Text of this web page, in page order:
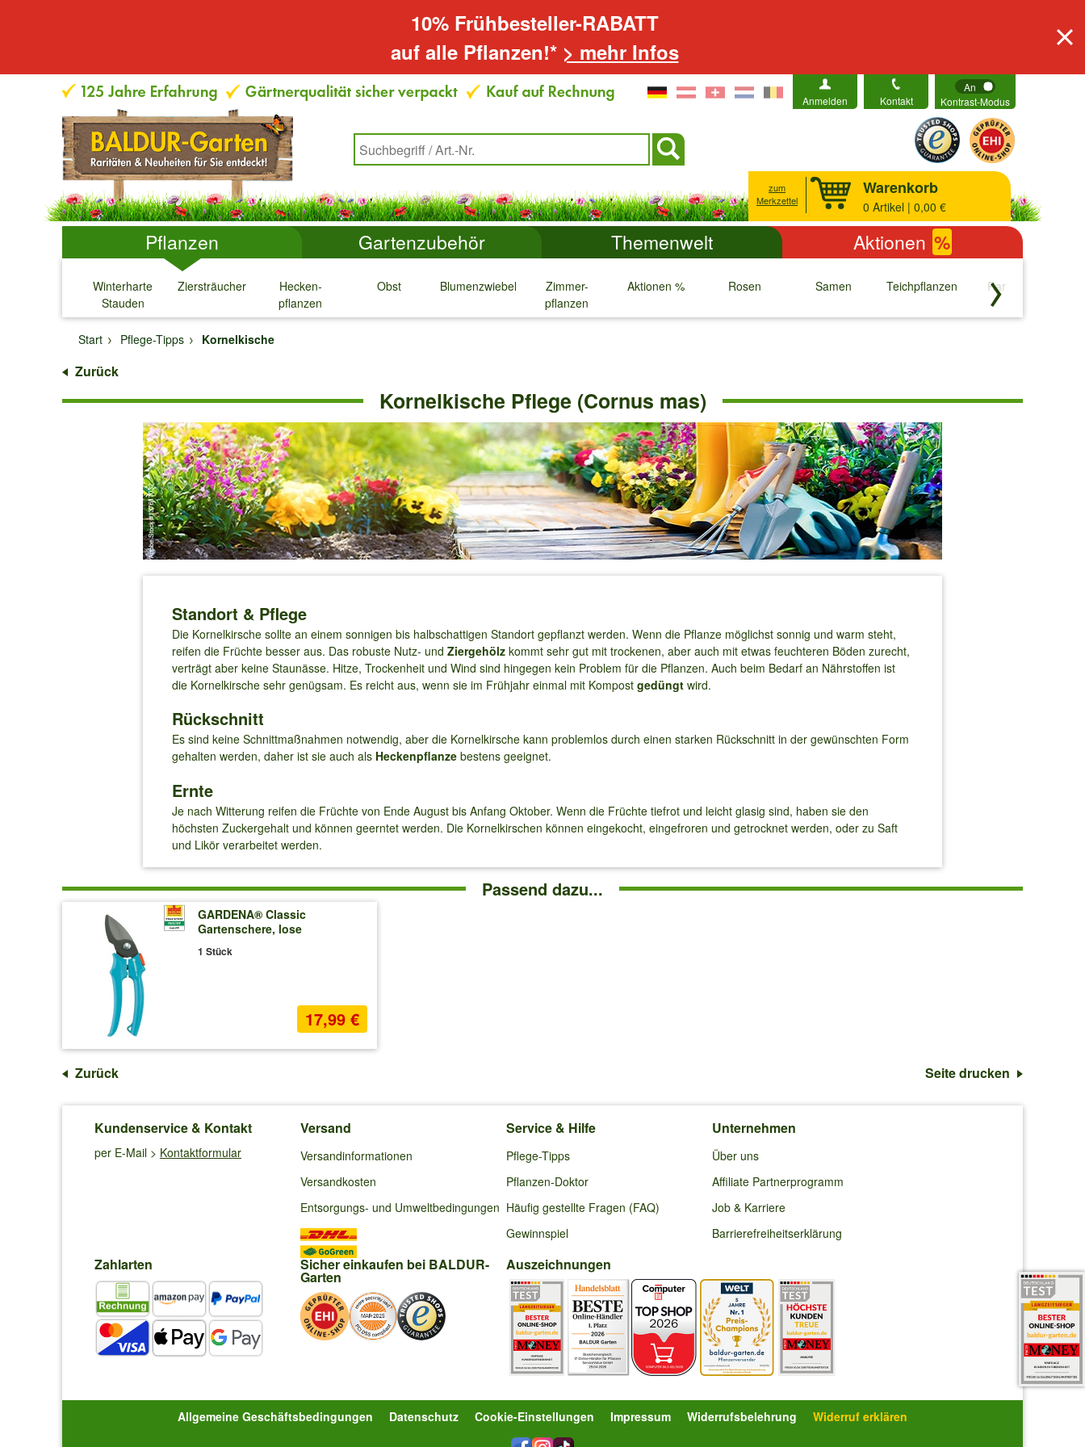
10% Frühbesteller-RABATT
auf alle Pflanzen!* > mehr Infos
Anmelden Kontakt
An
Kontrast-Modus
zum
Merkzettel
Warenkorb
0 Artikel | 0,00 €
Pflanzen Gartenzubehör Themenwelt Aktionen %
Winterharte
Stauden
↓
Ziersträucher
↓
Hecken-
pflanzen
↓
Obst
↓
Blumenzwiebeln
↓
Zimmer-
pflanzen
↓
Aktionen %
↓
Rosen
↓
Samen
↓
Teichpflanzen
↓
Raritäten
↓
Start
Pflege-Tipps Kornelkische
Zurück
Kornelkische Pflege (Cornus mas)
Standort & Pflege
Die Kornelkirsche sollte an einem sonnigen bis halbschattigen Standort gepflanzt werden. Wenn die Pflanze möglichst sonnig und warm steht,
reifen die Früchte besser aus. Das robuste Nutz- und Ziergehölzkommt sehr gut mit trockenen, aber auch mit etwas feuchteren Böden zurecht,
verträgt aber keine Staunässe. Hitze, Trockenheit und Wind sind hingegen kein Problem für die Pflanzen. Auch beim Bedarf an Nährstoffen ist
die Kornelkirsche sehr genügsam. Es reicht aus, wenn sie im Frühjahr einmal mit Kompost gedüngtwird.
Rückschnitt
Es sind keine Schnittmaßnahmen notwendig, aber die Kornelkirsche kann problemlos durch einen starken Rückschnitt in der gewünschten Form
gehalten werden, daher ist sie auch als Heckenpflanzebestens geeignet.
Ernte
Je nach Witterung reifen die Früchte von Ende August bis Anfang Oktober. Wenn die Früchte tiefrot und leicht glasig sind, haben sie den
höchsten Zuckergehalt und können geerntet werden. Die Kornelkirschen können eingekocht, eingefroren und getrocknet werden, oder zu Saft
und Likör verarbeitet werden.
Passend dazu...
GARDENA® Classic
Gartenschere, lose
1 Stück
17,99 €
Zurück Seite drucken
Kundenservice & Kontakt
per E-Mail > Kontaktformular
Versand
Versandinformationen
Versandkosten
Entsorgungs- und Umweltbedingungen
Service & Hilfe
Pflege-Tipps
Pflanzen-Doktor
Häufig gestellte Fragen (FAQ)
Gewinnspiel
Unternehmen
Über uns
Affiliate Partnerprogramm
Job & Karriere
Barrierefreiheitserklärung
Zahlarten Sicher einkaufen bei BALDUR-
Garten
Auszeichnungen
Allgemeine Geschäftsbedingungen Datenschutz Cookie-Einstellungen Impressum Widerrufsbelehrung Widerruf erklären